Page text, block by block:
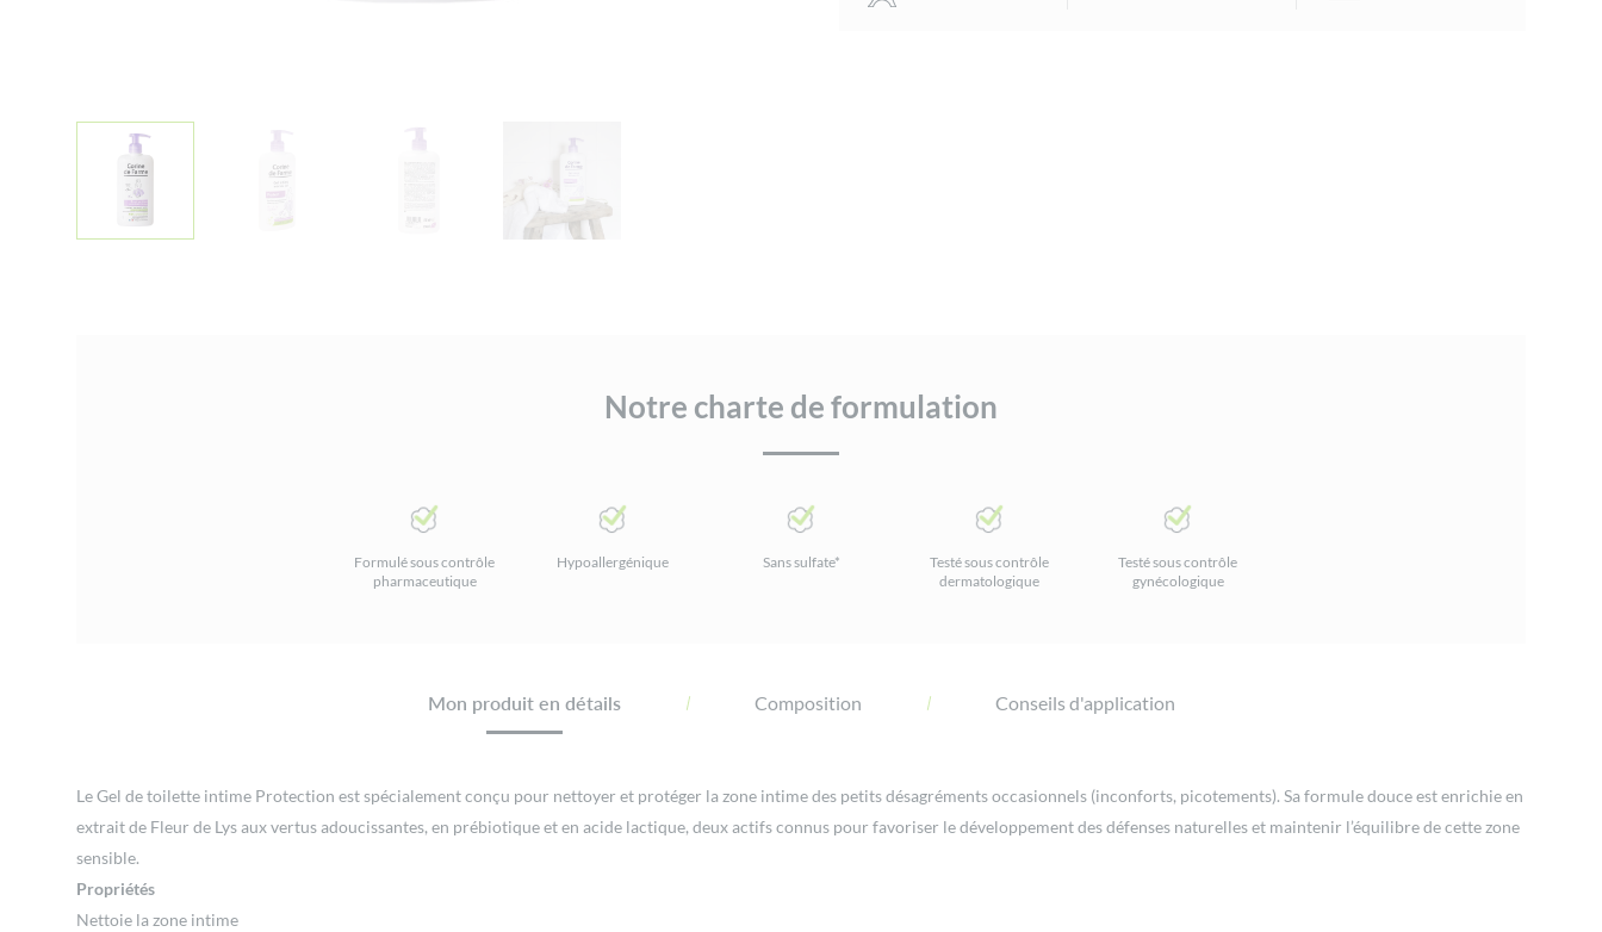
Notre charte de formulation
Formulé sous contrôle
pharmaceutique
Hypoallergénique Sans sulfate*
Testé sous contrôle
dermatologique
Testé sous contrôle
gynécologique
Mon produit en détails Composition Conseils d'application
Le Gel de toilette intime Protection est spécialement conçu pour nettoyer et protéger la zone intime des petits désagréments occasionnels (inconforts, picotements). Sa formule douce est enrichie en
extrait de Fleur de Lys aux vertus adoucissantes, en prébiotique et en acide lactique, deux actifs connus pour favoriser le développement des défenses naturelles et maintenir l’équilibre de cette zone
sensible.
Propriétés
Nettoie la zone intime